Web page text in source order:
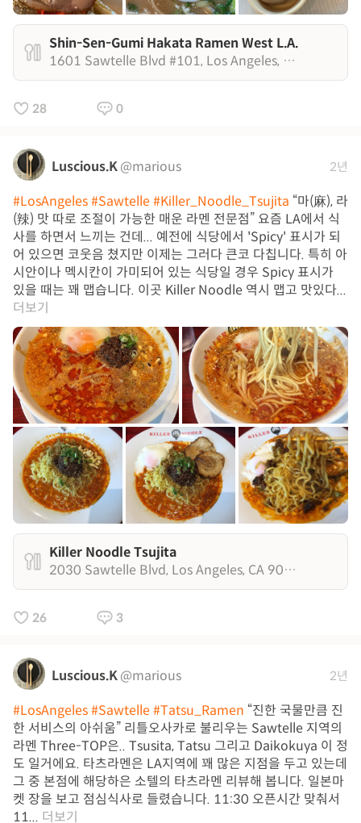
Shin-Sen-Gumi Hakata Ramen West L.A.
1601 Sawtelle Blvd #101, Los Angeles, CA 90025
28 0
Luscious.K@marious 2년
#LosAngeles#Sawtelle#Killer_Noodle_Tsujita “마(麻), 라
(辣) 맛 따로 조절이 가능한 매운 라멘 전문점” 요즘 LA에서 식
사를 하면서 느끼는 건데... 예전에 식당에서 'Spicy' 표시가 되
어 있으면 코웃음 쳤지만 이제는 그러다 큰코 다칩니다. 특히 아
시안이나 멕시칸이 가미되어 있는 식당일 경우 Spicy 표시가
있을 때는 꽤 맵습니다. 이곳 Killer Noodle 역시 맵고 맛있다...
더보기
Killer Noodle Tsujita
2030 Sawtelle Blvd, Los Angeles, CA 90025
26 3
Luscious.K@marious 2년
#LosAngeles#Sawtelle#Tatsu_Ramen “진한 국물만큼 진
한 서비스의 아쉬움” 리틀오사카로 불리우는 Sawtelle 지역의
라멘 Three-TOP은.. Tsusita, Tatsu 그리고 Daikokuya 이 정
도 일거에요. 타츠라멘은 LA지역에 꽤 많은 지점을 두고 있는데
그 중 본점에 해당하은 소텔의 타츠라멘 리뷰해 봅니다. 일본마
켓 장을 보고 점심식사로 들렸습니다. 11:30 오픈시간 맞춰서
11... 더보기